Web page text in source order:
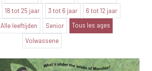
18 tot 25 jaar 3 tot 6 jaar
6 tot 12 jaar
Alle leeftijden Senior
Tous les ages
Volwassene